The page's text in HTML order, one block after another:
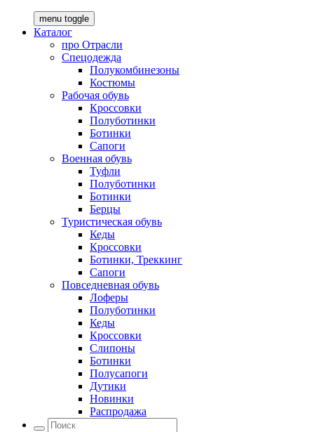
menu toggle
Каталог
про Отрасли
Спецодежда
Полукомбинезоны
Костюмы
Рабочая обувь
Кроссовки
Полуботинки
Ботинки
Сапоги
Военная обувь
Туфли
Полуботинки
Ботинки
Берцы
Туристическая обувь
Кеды
Кроссовки
Ботинки, Треккинг
Сапоги
Повседневная обувь
Лоферы
Полуботинки
Кеды
Кроссовки
Слипоны
Ботинки
Полусапоги
Дутики
Новинки
Распродажа